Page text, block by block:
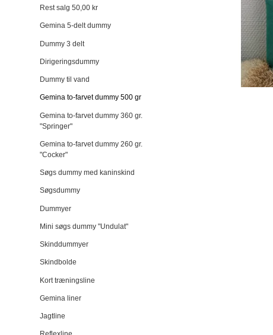
Rest salg 50,00 kr
Gemina 5-delt dummy
Dummy 3 delt
Dirigeringsdummy
Dummy til vand
Gemina to-farvet dummy 500 gr
Gemina to-farvet dummy 360 gr.
"Springer"
Gemina to-farvet dummy 260 gr.
"Cocker"
Søgs dummy med kaninskind
Søgsdummy
Dummyer
Mini søgs dummy "Undulat"
Skinddummyer
Skindbolde
Kort træningsline
Gemina liner
Jagtline